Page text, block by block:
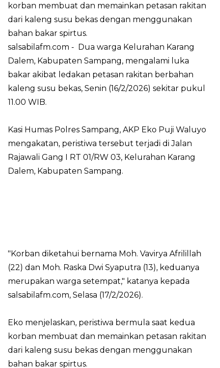
korban membuat dan memainkan petasan rakitan
dari kaleng susu bekas dengan menggunakan
bahan bakar spirtus.
salsabilafm.com - Dua warga Kelurahan Karang
Dalem, Kabupaten Sampang, mengalami luka
bakar akibat ledakan petasan rakitan berbahan
kaleng susu bekas, Senin (16/2/2026) sekitar pukul
11.00 WIB.
Kasi Humas Polres Sampang, AKP Eko Puji Waluyo
mengakatan, peristiwa tersebut terjadi di Jalan
Rajawali Gang I RT 01/RW 03, Kelurahan Karang
Dalem, Kabupaten Sampang.
"Korban diketahui bernama Moh. Vavirya Afrilillah
(22) dan Moh. Raska Dwi Syaputra (13), keduanya
merupakan warga setempat," katanya kepada
salsabilafm.com, Selasa (17/2/2026).
Eko menjelaskan, peristiwa bermula saat kedua
korban membuat dan memainkan petasan rakitan
dari kaleng susu bekas dengan menggunakan
bahan bakar spirtus.